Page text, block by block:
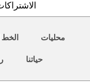
محليات
حياتنا